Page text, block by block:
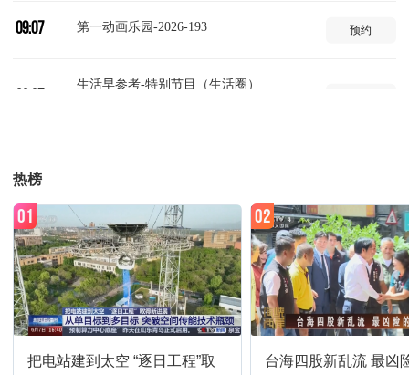
09:07 第一动画乐园-2026-193 预约
生活早参考-特别节目（生活圈）
10:50 秘境之眼-2026-212 预约
11:00 新闻联播 预约
11:40 焦点访谈 预约
热榜
把电站建到太空 “逐日工程”取
01
台海四股新乱流 最凶
02